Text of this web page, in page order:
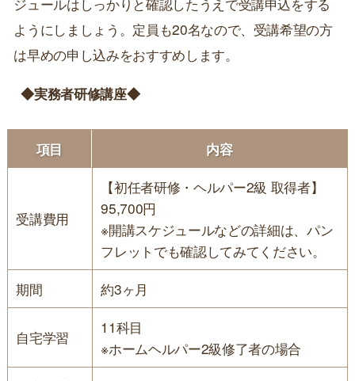
ようにしましょう。定員も20名なので、受講希望の方
は早めの申し込みをおすすめします。
◆実務者研修講座◆
項目 内容
受講費用
【初任者研修・ヘルパー2級 取得者】
95,700円
※開講スケジュールなどの詳細は、パン
フレットでも確認してみてください。
期間
約3ヶ月
自宅学習
11科目
※ホームヘルパー2級修了者の場合